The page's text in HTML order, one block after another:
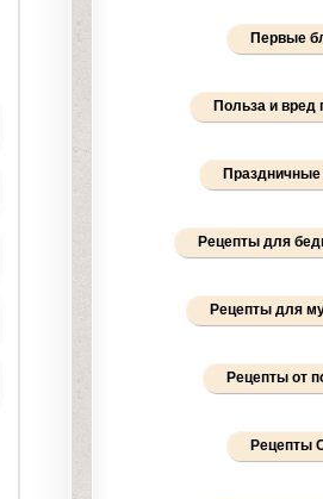
Первые
Польза и вред
Рецепты для
Рецепты для
Рецепты от
Рецепты